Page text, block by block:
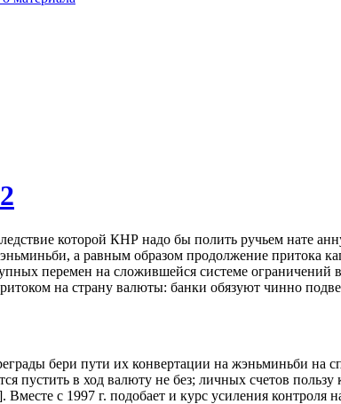
которой КНР надо бы полить ручьем нате
а равным образом продолжение притока
перемен на сложившейся системе
на страну валюты: банки обязуют чинно
бери пути их конвертации на жэньминьби на
пустить в ход валюту не без; личных счетов
с 1997 г. подобает и курс усиления